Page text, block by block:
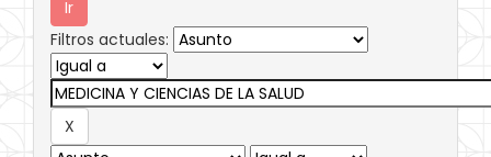
Filtros actuales: